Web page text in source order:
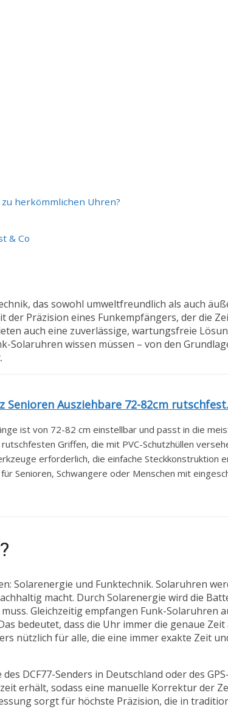
herkömmlichen Uhren?
& Co
das sowohl umweltfreundlich als auch
Präzision eines Funkempfängers, der die
auch eine zuverlässige, wartungsfreie
Solaruhren wissen müssen – von den
Senioren Ausziehbare 72-82cm
ist von 72-82 cm einstellbar und passt in die
Griffen, die mit PVC-Schutzhüllen
erforderlich, die einfache Steckkonstruktion
Senioren, Schwangere oder Menschen mit
Solarenergie und Funktechnik. Solaruhren
macht. Durch Solarenergie wird die
Gleichzeitig empfangen Funk-Solaruhren
bedeutet, dass die Uhr immer die genaue
nützlich für alle, die eine immer exakte Zeit
DCF77-Senders in Deutschland oder des
erhält, sodass eine manuelle Korrektur der
sorgt für höchste Präzision, die in